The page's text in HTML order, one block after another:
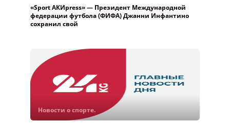
«Sport АКИpress» — Президент Международной
федерации футбола (ФИФА) Джанни Инфантино
сохранил свой
Новости о спорте.